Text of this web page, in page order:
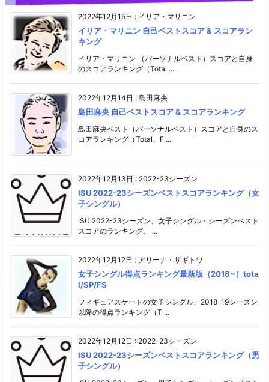
2022年12月15日 : イリア・マリニン
イリア・マリニン 自己ベストスコア & スコアラン
キング
イリア・マリニン （パーソナルベスト）スコアと自身
のスコアランキング（Total ...
2022年12月14日 : 島田麻央
島田麻央 自己ベストスコア & スコアランキング
島田麻央ベスト（パーソナルベスト）スコアと自身のス
コアランキング（Total、F ...
2022年12月13日 : 2022-23シーズン
ISU 2022-23シーズンベストスコアランキング（女
子シングル）
ISU 2022-23シーズン、女子シングル・シーズンベスト
スコアのランキング。 ...
2022年12月12日 : アリーナ・ザギトワ
女子シングル得点ランキング最新版（2018~）tota
l/SP/FS
フィギュアスケートの女子シングル、2018-19シーズン
以降の得点ランキング（T ...
2022年12月12日 : 2022-23シーズン
ISU 2022-23シーズンベストスコアランキング（男
子シングル）